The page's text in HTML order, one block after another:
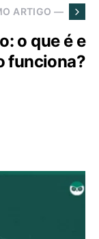
ARTIGO —
o que é e
funciona?